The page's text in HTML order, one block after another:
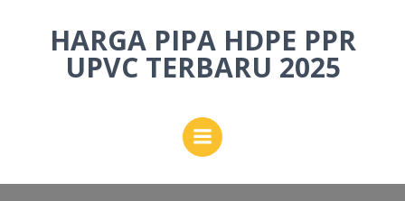
to
content
HARGA PIPA HDPE PPR
UPVC TERBARU 2025